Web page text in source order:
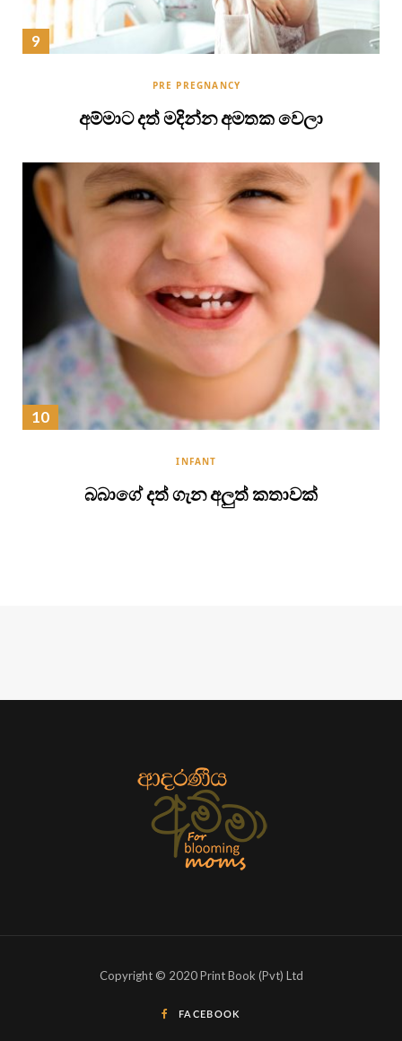
PRE PREGNANCY
අම්මාට දත් මදින්න අමතක වෙලා
INFANT
බබාගේ දත් ගැන අලුත් කතාවක්
Copyright © 2020 Print Book (Pvt) Ltd
FACEBOOK